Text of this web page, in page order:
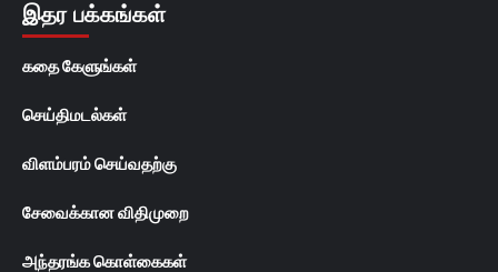
இதர பக்கங்கள்
கதை கேளுங்கள்
செய்திமடல்கள்
விளம்பரம் செய்வதற்கு
சேவைக்கான விதிமுறை
அந்தரங்க கொள்கைகள்